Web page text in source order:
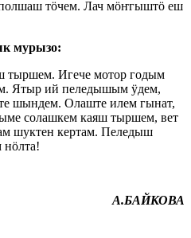
тӧчем. Лач мӧҥгыштӧ еш
мурызо:
тыршем. Игече мотор годым
Ятыр ий пеледышым ӱдем,
шындем. Олаште илем гынат,
солашкем каяш тыршем, вет
шуктен кертам. Пеледыш
А.БАЙКОВА